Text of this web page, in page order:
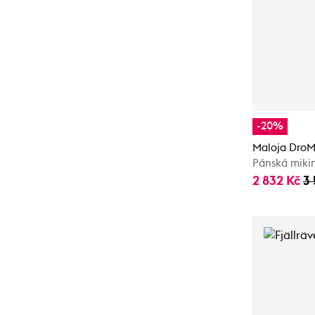
-20%
Maloja
Pánská
2 832 Kč 3